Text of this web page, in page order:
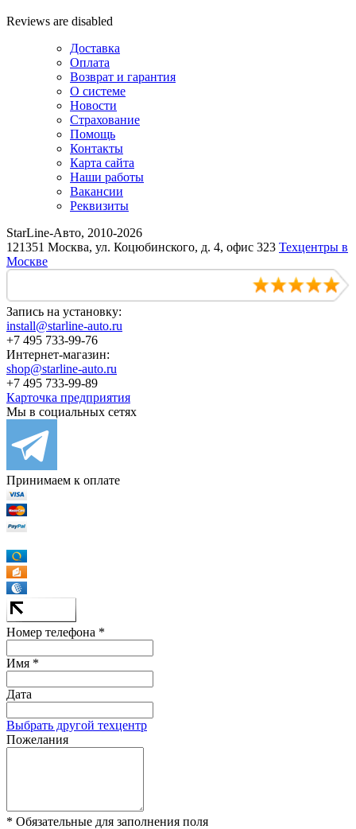
Reviews are disabled
Доставка
Оплата
Возврат и гарантия
О системе
Новости
Страхование
Помощь
Контакты
Карта сайта
Наши работы
Вакансии
Реквизиты
StarLine-Авто, 2010-2026
121351 Москва, ул. Коцюбинского, д. 4, офис 323 Техцентры в
Москве
Запись на установку:
install@starline-auto.ru
+7 495 733-99-76
Интернет-магазин:
shop@starline-auto.ru
+7 495 733-99-89
Карточка предприятия
Мы в социальных сетях
Принимаем к оплате
Номер телефона *
Имя *
Дата
Выбрать другой техцентр
Пожелания
* Обязательные для заполнения поля